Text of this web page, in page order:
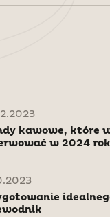
kawowe, które
w 2024